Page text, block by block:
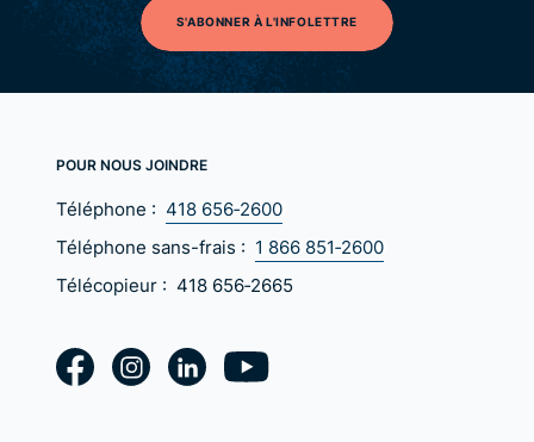
S'ABONNER À L'INFOLETTRE
POUR NOUS JOINDRE
Téléphone : 418 656‑2600
Téléphone sans-frais : 1 866 851‑2600
Télécopieur : 418 656‑2665